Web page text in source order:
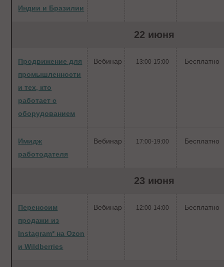
Индии и Бразилии
22 июня
Продвижение для
промышленности
и тех, кто
работает с
оборудованием
Вебинар 13:00-15:00 Бесплатно
Имидж
работодателя
Вебинар 17:00-19:00 Бесплатно
23 июня
Переносим
продажи из
Instagram* на Ozon
и Wildberries
Вебинар 12:00-14:00 Бесплатно